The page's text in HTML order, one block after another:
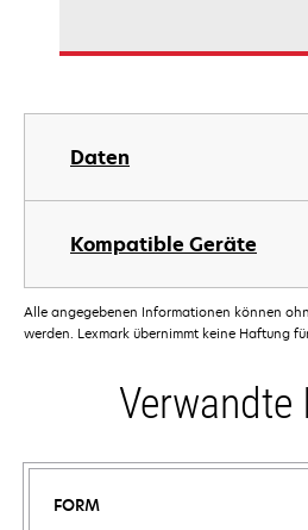
Daten
Kompatible Geräte
Alle angegebenen Informationen können
werden. Lexmark übernimmt keine Haftung
Verwandte
FORM